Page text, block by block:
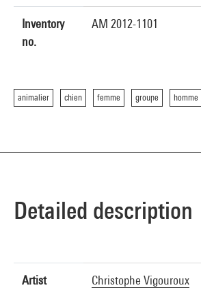
Inventory
no.
AM 2012-1101
animalier chien femme groupe homme
Detailed description
Artist
Christophe Vigouroux